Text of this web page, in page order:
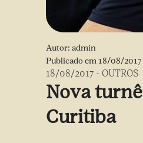
Autor: admin
Publicado em18/08/2017
18/08/2017 - OUTROS
Nova
Curitiba